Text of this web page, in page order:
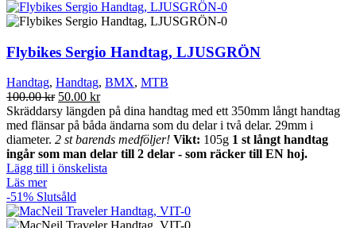
Flybikes Sergio Handtag, LJUSGRÖN
Handtag, Handtag, BMX, MTB
100.00kr Det
ursprungliga
priset
var:
100.00 kr.
50.00 krDet
nuvarande
priset
är:
50.00 kr.
Skräddarsy längden på dina handtag med ett 350mm långt handtag
med flänsar på båda ändarna som du delar i två delar. 29mm i
diameter. 2 st barends medföljer! Vikt: 105g 1 st långt handtag
ingår som man delar till 2 delar - som räcker till EN hoj.
Lägg till i önskelista
Läs mer
-51% Slutsåld